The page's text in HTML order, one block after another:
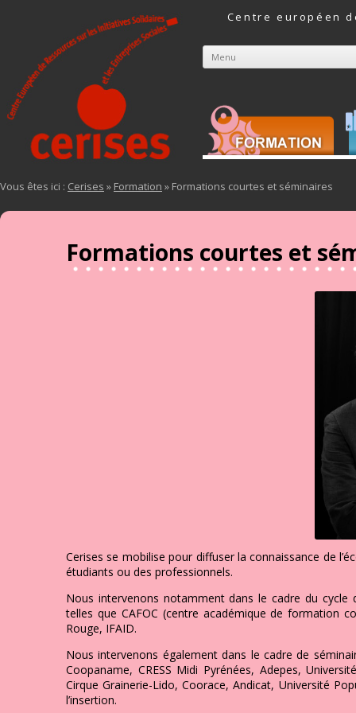
Centre européen
Menu
Aller au contenu
Vous êtes ici : Cerises » Formation » Formations courtes et séminaires
Formations courtes et
Cerises se mobilise pour diffuser la connaissance de
étudiants ou des professionnels.
Nous intervenons notamment dans le cadre du
telles que CAFOC (centre académique de formation
Rouge, IFAID.
Nous intervenons également dans le cadre de
Coopaname, CRESS Midi Pyrénées, Adepes,
Cirque Grainerie-Lido, Coorace, Andicat, Université
l’insertion.